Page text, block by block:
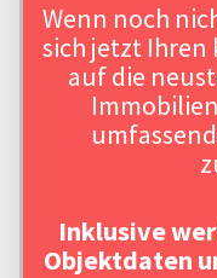
Wenn noch
sich jetzt Ihren
auf die
Inklusive
Objektdaten